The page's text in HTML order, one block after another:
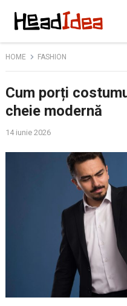
HOME FASHION
Cum porți
cheie modernă
14 iunie 2026